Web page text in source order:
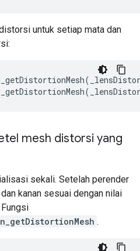
untuk setiap mata dan
mesh distorsi yang
sekali. Setelah perender
kanan sesuai dengan nilai
.